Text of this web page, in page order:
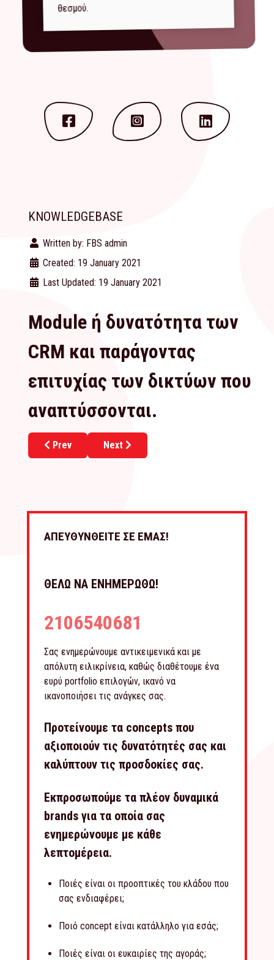
θεσμού.
KNOWLEDGEBASE
Written by: FBS admin
Created: 19 January 2021
Last Updated: 19 January 2021
Module ή δυνατότητα των
CRM και παράγοντας
επιτυχίας των δικτύων που
αναπτύσσονται.
Previous article: Junk Franchise
Prev Next article: Le-Design
Next
ΑΠΕΥΘΥΝΘΕΙΤΕ ΣΕ ΕΜΑΣ!
ΘΕΛΩ ΝΑ ΕΝΗΜΕΡΩΘΩ!
2106540681
Σας ενημερώνουμε αντικειμενικά και με
απόλυτη ειλικρίνεια, καθώς διαθέτουμε ένα
ευρύ portfolio επιλογών, ικανό να
ικανοποιήσει τις ανάγκες σας.
Προτείνουμε τα concepts που
αξιοποιούν τις δυνατότητές σας και
καλύπτουν τις προσδοκίες σας.
Εκπροσωπούμε τα πλέον δυναμικά
brands για τα οποία σας
ενημερώνουμε με κάθε
λεπτομέρεια.
Ποιές είναι οι προοπτικές του κλάδου που
σας ενδιαφέρει;
Ποιό concept είναι κατάλληλο για εσάς;
Ποιές είναι οι ευκαιρίες της αγοράς;